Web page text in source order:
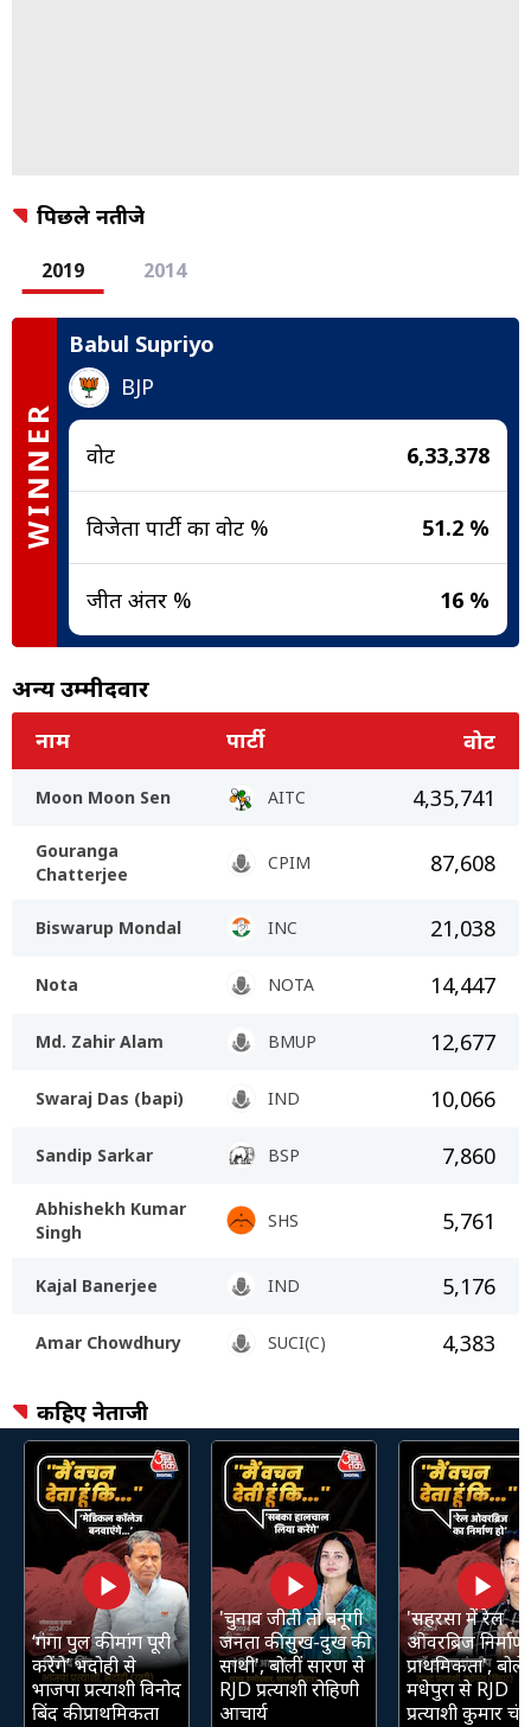
पिछले नतीजे
2019 2014
WINNER
Babul Supriyo
BJP
वोट 6,33,378
विजेता पार्टी का वोट % 51.2 %
जीत अंतर % 16 %
अन्य उम्मीदवार
नाम पार्टी वोट
Moon Moon Sen AITC 4,35,741
Gouranga
Chatterjee
CPIM 87,608
Biswarup Mondal INC 21,038
Nota NOTA 14,447
Md. Zahir Alam BMUP 12,677
Swaraj Das (bapi) IND 10,066
Sandip Sarkar BSP 7,860
Abhishekh Kumar
Singh
SHS 5,761
Kajal Banerjee IND 5,176
Amar Chowdhury SUCI(C) 4,383
कहिए नेताजी
‘गंगा पुल की मांग पूरी
करेंगे’ भदोही से
भाजपा प्रत्याशी विनोद
बिंद की प्राथमिकता
'चुनाव जीती तो बनूंगी
जनता की सुख-दुख की
साथी', बोलीं सारण से
RJD प्रत्याशी रोहिणी
आचार्य
'सहरसा में रेल
ओवरब्रिज निर्माण
प्राथमिकता', बोले
मधेपुरा से RJD
प्रत्याशी कुमार